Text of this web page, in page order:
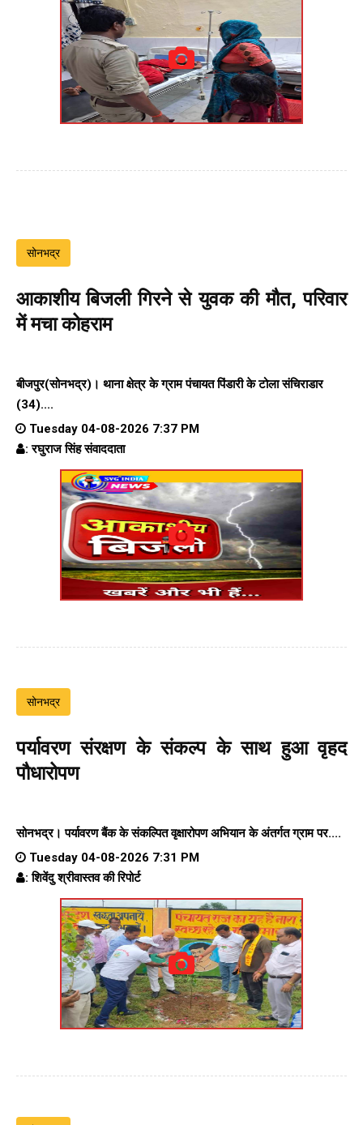
सोनभद्र
आकाशीय बिजली गिरने से युवक की मौत, परिवार
में मचा कोहराम
बीजपुर(सोनभद्र)। थाना क्षेत्र के ग्राम पंचायत पिंडारी के टोला संचिराडार
(34)....
Tuesday 04-08-2026 7:37 PM
: रघुराज सिंह संवाददाता
सोनभद्र
पर्यावरण संरक्षण के संकल्प के साथ हुआ वृहद
पौधारोपण
सोनभद्र। पर्यावरण बैंक के संकल्पित वृक्षारोपण अभियान के अंतर्गत ग्राम पर....
Tuesday 04-08-2026 7:31 PM
: शिवेंदु श्रीवास्तव की रिपोर्ट